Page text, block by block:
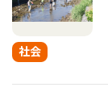
社会